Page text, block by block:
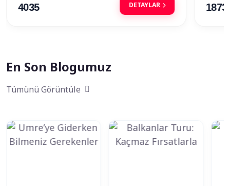
18735 DETAYLAR 9260
En Son Blogumuz
Tümünü Görüntüle